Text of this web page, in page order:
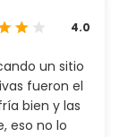
4.0
un sitio
fueron el
bien y las
eso no lo